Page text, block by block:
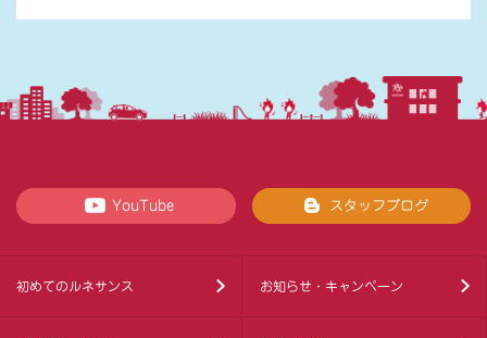
YouTube スタッフブログ
初めてのルネサンス お知らせ・キャンペーン